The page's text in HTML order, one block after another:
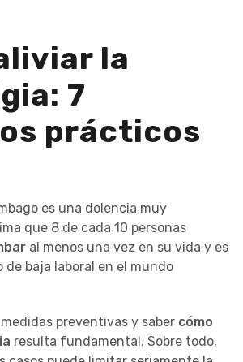
la
7
prácticos
es una dolencia muy
que 8 de cada 10 personas
al menos una vez en su vida y es
de baja laboral en el mundo
preventivas y saber cómo
resulta fundamental. Sobre todo,